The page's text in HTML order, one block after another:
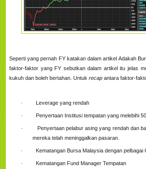
Seperti yang pernah FY katakan dalam artikel Adakah
faktor-faktor yang FY sebutkan dalam artikel itu jelas
kukuh dan boleh bertahan. Untuk recap antara faktor-
· Leverage yang rendah
· Penyertaan Institusi tempatan yang melebihi
·
Penyertaan pelabur asing yang rendah dan
mereka telah meninggalkan pasaran.
· Kematangan Bursa Malaysia dengan
· Kematangan Fund Manager Tempatan